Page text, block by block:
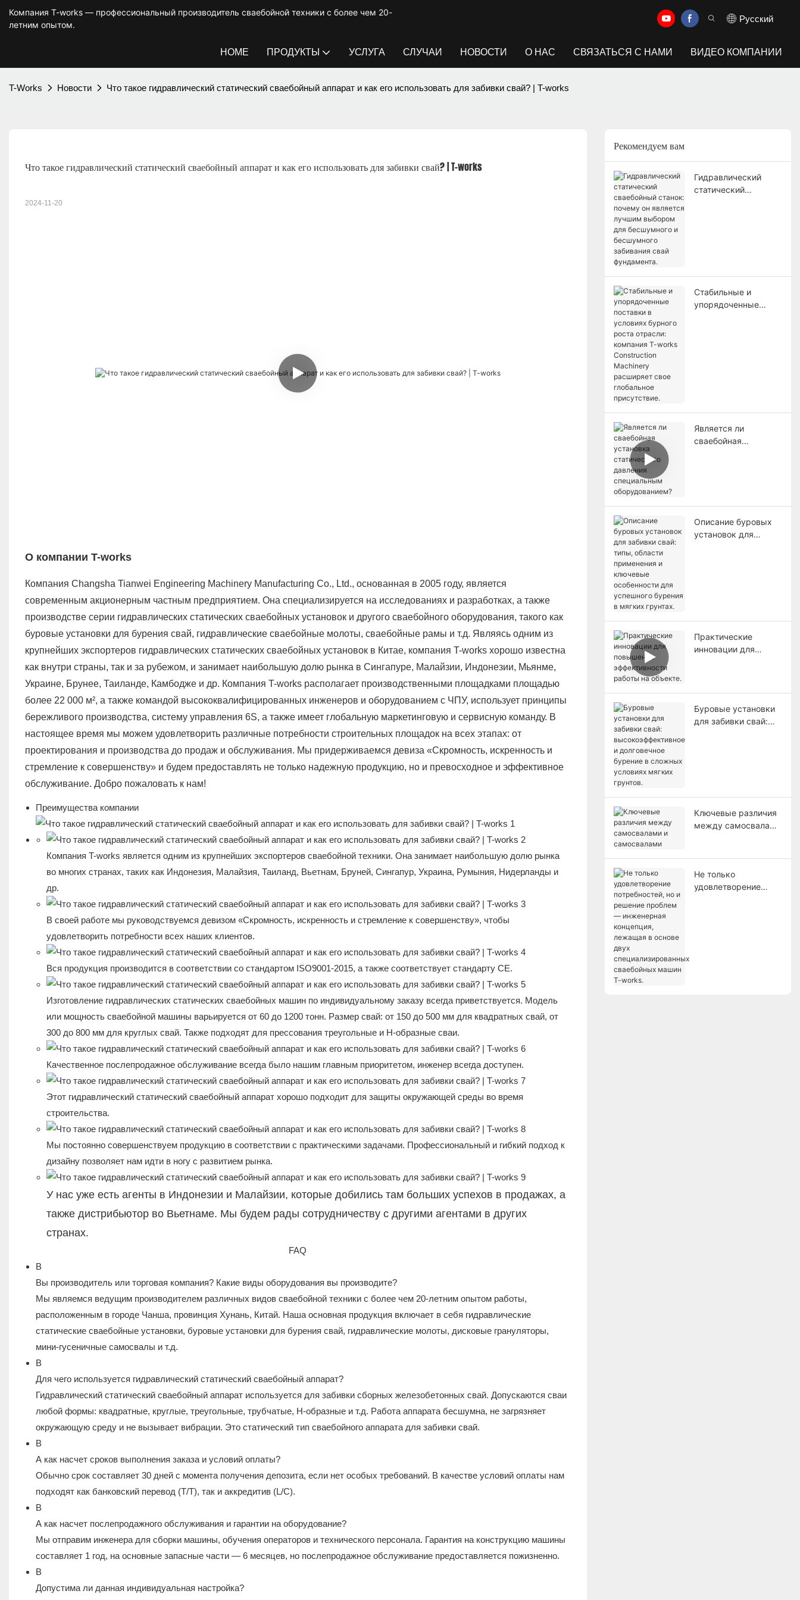
Компания T-works — профессиональный производитель сваебойной техники с более чем 20-
летним опытом.
Pусский
HOME ПРОДУКТЫ УСЛУГА СЛУЧАИ НОВОСТИ О НАС СВЯЗАТЬСЯ С НАМИ ВИДЕО КОМПАНИИ
T-Works Новости Что такое гидравлический статический сваебойный аппарат и как его использовать для забивки свай? | T-works
Что такое гидравлический статический сваебойный аппарат и как его использовать для забивки свай? | T-works
2024-11-20
О компании T-works
Компания Changsha Tianwei Engineering Machinery Manufacturing Co., Ltd., основанная в 2005 году, является
современным акционерным частным предприятием. Она специализируется на исследованиях и разработках, а также
производстве серии гидравлических статических сваебойных установок и другого сваебойного оборудования, такого как
буровые установки для бурения свай, гидравлические сваебойные молоты, сваебойные рамы и т.д. Являясь одним из
крупнейших экспортеров гидравлических статических сваебойных установок в Китае, компания T-works хорошо известна
как внутри страны, так и за рубежом, и занимает наибольшую долю рынка в Сингапуре, Малайзии, Индонезии, Мьянме,
Украине, Брунее, Таиланде, Камбодже и др. Компания T-works располагает производственными площадками площадью
более 22 000 м², а также командой высококвалифицированных инженеров и оборудованием с ЧПУ, использует принципы
бережливого производства, систему управления 6S, а также имеет глобальную маркетинговую и сервисную команду. В
настоящее время мы можем удовлетворить различные потребности строительных площадок на всех этапах: от
проектирования и производства до продаж и обслуживания. Мы придерживаемся девиза «Скромность, искренность и
стремление к совершенству» и будем предоставлять не только надежную продукцию, но и превосходное и эффективное
обслуживание. Добро пожаловать к нам!
Преимущества компании
Компания T-works является одним из крупнейших экспортеров сваебойной техники. Она занимает наибольшую долю рынка
во многих странах, таких как Индонезия, Малайзия, Таиланд, Вьетнам, Бруней, Сингапур, Украина, Румыния, Нидерланды и
др.
В своей работе мы руководствуемся девизом «Скромность, искренность и стремление к совершенству», чтобы
удовлетворить потребности всех наших клиентов.
Вся продукция производится в соответствии со стандартом ISO9001-2015, а также соответствует стандарту CE.
Изготовление гидравлических статических сваебойных машин по индивидуальному заказу всегда приветствуется. Модель
или мощность сваебойной машины варьируется от 60 до 1200 тонн. Размер свай: от 150 до 500 мм для квадратных свай, от
300 до 800 мм для круглых свай. Также подходят для прессования треугольные и Н-образные сваи.
Качественное послепродажное обслуживание всегда было нашим главным приоритетом, инженер всегда доступен.
Этот гидравлический статический сваебойный аппарат хорошо подходит для защиты окружающей среды во время
строительства.
Мы постоянно совершенствуем продукцию в соответствии с практическими задачами. Профессиональный и гибкий подход к
дизайну позволяет нам идти в ногу с развитием рынка.
У нас уже есть агенты в Индонезии и Малайзии, которые добились там больших успехов в продажах, а
также дистрибьютор во Вьетнаме. Мы будем рады сотрудничеству с другими агентами в других
странах.
FAQ
В
Вы производитель или торговая компания? Какие виды оборудования вы производите?
Мы являемся ведущим производителем различных видов сваебойной техники с более чем 20-летним опытом работы,
расположенным в городе Чанша, провинция Хунань, Китай. Наша основная продукция включает в себя гидравлические
статические сваебойные установки, буровые установки для бурения свай, гидравлические молоты, дисковые грануляторы,
мини-гусеничные самосвалы и т.д.
В
Для чего используется гидравлический статический сваебойный аппарат?
Гидравлический статический сваебойный аппарат используется для забивки сборных железобетонных свай. Допускаются сваи
любой формы: квадратные, круглые, треугольные, трубчатые, Н-образные и т.д. Работа аппарата бесшумна, не загрязняет
окружающую среду и не вызывает вибрации. Это статический тип сваебойного аппарата для забивки свай.
В
А как насчет сроков выполнения заказа и условий оплаты?
Обычно срок составляет 30 дней с момента получения депозита, если нет особых требований. В качестве условий оплаты нам
подходят как банковский перевод (T/T), так и аккредитив (L/C).
В
А как насчет послепродажного обслуживания и гарантии на оборудование?
Мы отправим инженера для сборки машины, обучения операторов и технического персонала. Гарантия на конструкцию машины
составляет 1 год, на основные запасные части — 6 месяцев, но послепродажное обслуживание предоставляется пожизненно.
В
Допустима ли данная индивидуальная настройка?
Рекомендуем вам
Гидравлический
статический
фундамента.
Стабильные и
упорядоченные
Является ли
сваебойная
Описание буровых
установок для
Практические
инновации для
Буровые установки
для забивки свай:
Ключевые различия
между самосвалами
Не только
удовлетворение